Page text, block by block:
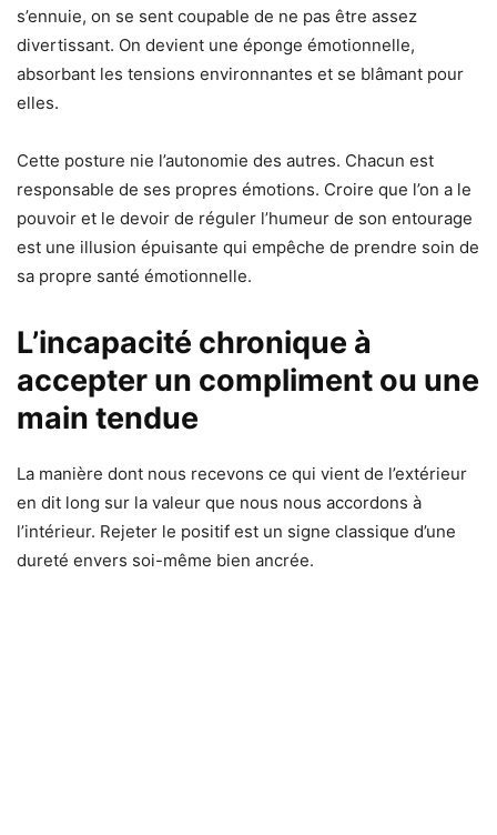
s’ennuie, on se sent coupable de ne pas être assez
divertissant. On devient une éponge émotionnelle,
absorbant les tensions environnantes et se blâmant pour
elles.
Cette posture nie l’autonomie des autres. Chacun est
responsable de ses propres émotions. Croire que l’on a le
pouvoir et le devoir de réguler l’humeur de son entourage
est une illusion épuisante qui empêche de prendre soin de
sa propre santé émotionnelle.
L’incapacité chronique à
accepter un compliment ou une
main tendue
La manière dont nous recevons ce qui vient de l’extérieur
en dit long sur la valeur que nous nous accordons à
l’intérieur. Rejeter le positif est un signe classique d’une
dureté envers soi-même bien ancrée.